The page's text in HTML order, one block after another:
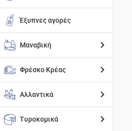
Έξυπνες αγορές
Μαναβική
Φρέσκο Κρέας
Αλλαντικά
Τυροκομικά